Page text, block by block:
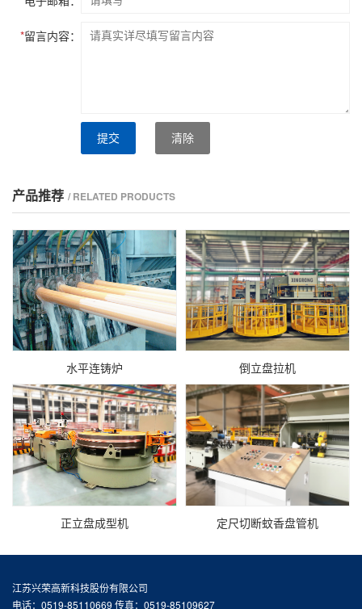
*留言内容：
提交 清除
产品推荐 / RELATED PRODUCTS
水平连铸炉 倒立盘拉机
正立盘成型机 定尺切断蚊香盘管机
江苏兴荣高新科技股份有限公司
电话：0519-85110669 传真：0519-85109627